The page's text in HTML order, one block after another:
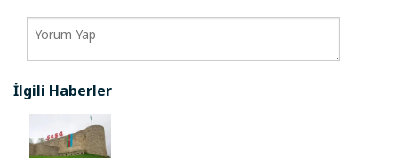
İlgili Haberler